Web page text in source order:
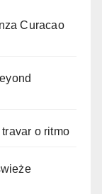
Curacao
o ritmo